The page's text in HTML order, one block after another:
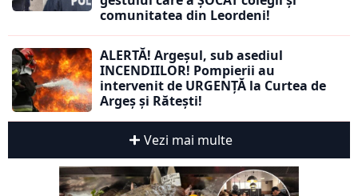
comunitatea din Leordeni!
ALERTĂ! Argeșul, sub asediul
INCENDIILOR! Pompierii au
intervenit de URGENȚĂ la Curtea de
Argeș și Rătești!
Vezi mai multe